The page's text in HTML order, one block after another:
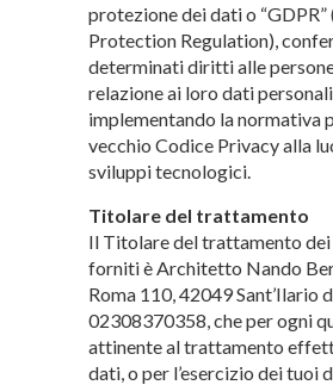
protezione dei dati o
Protection Regulation),
determinati diritti alle
relazione ai loro dati personali,
implementando la normativa
vecchio Codice Privacy alla
sviluppi tecnologici.
Titolare del trattamento
Il Titolare del trattamento
forniti è Architetto Nando
Roma 110, 42049 Sant’Ilario
02308370358, che per ogni
attinente al trattamento
dati, o per l’esercizio dei tuoi